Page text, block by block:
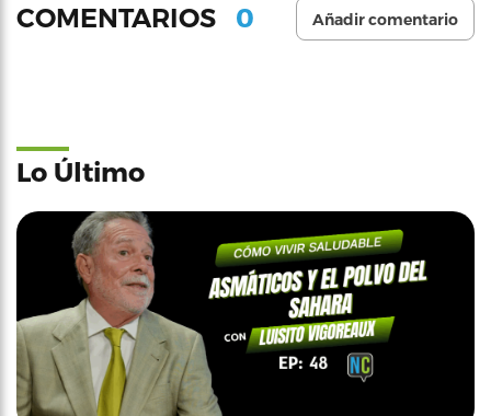
COMENTARIOS 0 Añadir comentario
Lo Último